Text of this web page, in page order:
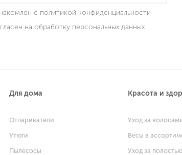
с политикой конфиденциальности
на обработку персональных данных
Для дома
Отпариватели
Утюги
Пылесосы
Красота и
Уход за
Весы в
Уход за